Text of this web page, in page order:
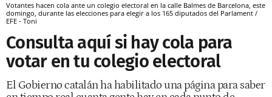
Votantes hacen cola ante un colegio electoral en la calle Balmes de Barcelona, este
domingo, durante las elecciones para elegir a los 165 diputados del Parlament /
EFE - Toni
Consulta aquí si hay cola para
votar en tu colegio electoral
El Gobierno catalán ha habilitado una página para saber